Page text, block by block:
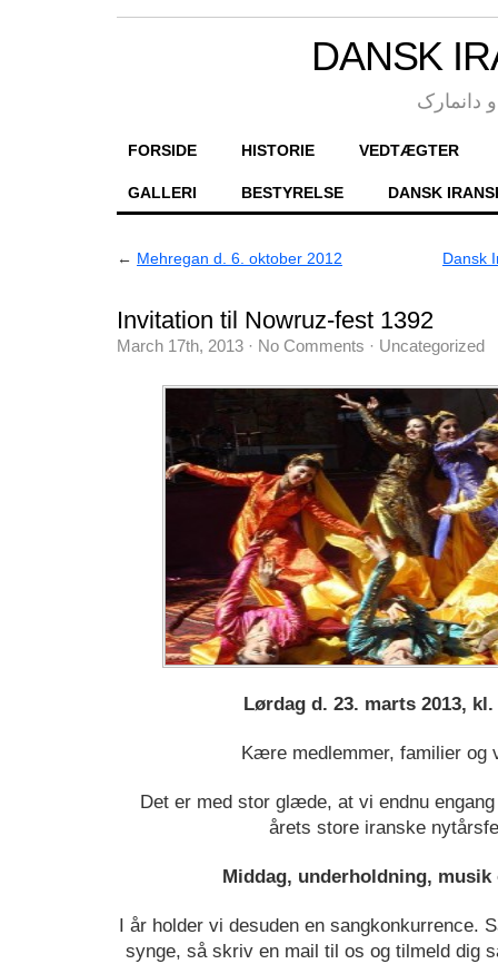
DANSK
دانمارک
FORSIDE HISTORIE VEDTÆGTER
GALLERI BESTYRELSE DANSK
← Mehregan d. 6. oktober 2012 Dansk
Invitation til Nowruz-fest 1392
March 17th, 2013 · No Comments · Uncategorized
Lørdag d. 23. marts 2013, kl.
Kære medlemmer, familier og
Det er med stor glæde, at vi endnu
årets store iranske
Middag, underholdning, musik
I år holder vi desuden en sangkonkurrence.
synge, så skriv en mail til os og tilmeld dig